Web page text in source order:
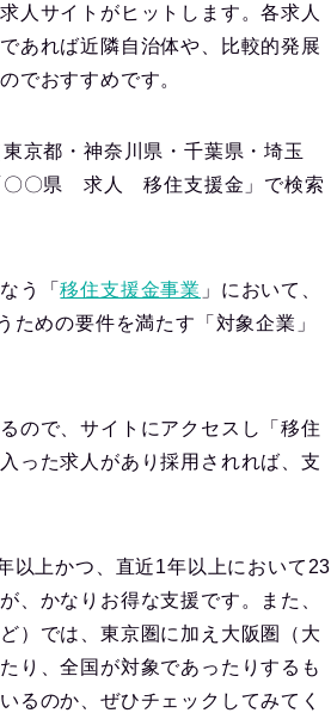
人サイトがヒットします。各求人
あれば近隣自治体や、比較的発展
のでおすすめです。
京都・神奈川県・千葉県・埼玉
〇〇県 求人 移住支援金」 で検索
う「移住支援金事業 」において、
ための要件を満たす「 対象企業 」
ので、サイトにアクセスし「移住
った求人があり採用されれば、支
以上かつ、直近1年以上において23
、かなりお得な支援です。また、
）では、東京圏に加え 大阪圏（大
り、全国が対象であったりするも
るのか、ぜひチェックしてみてく